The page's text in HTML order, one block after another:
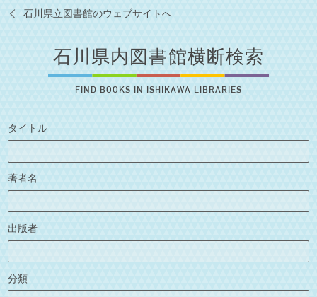
石川県立図書館のウェブサイトへ
石川県内図書館横断検索
FIND BOOKS IN ISHIKAWA LIBRARIES
タイトル
著者名
出版者
分類